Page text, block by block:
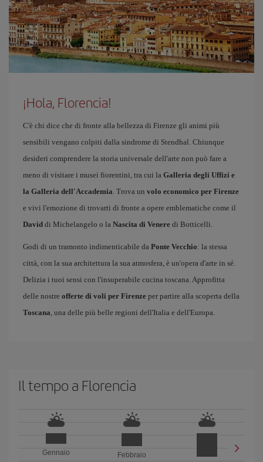
¡Hola, Florencia!
C'è chi dice che di fronte alla bellezza di Firenze gli animi più
sensibili vengano colpiti dalla sindrome di Stendhal. Chiunque
desideri comprendere la storia universale dell'arte non può fare a
meno di visitare i musei fiorentini, tra cui la Galleria degli Uffizi e
la Galleria dell'Accademia. Trova un volo economico per Firenze
e vivi l'emozione di trovarti di fronte a opere emblematiche come il
David di Michelangelo o la Nascita di Venere di Botticelli.
Godi di un tramonto indimenticabile da Ponte Vecchio: la stessa
città, con la sua architettura la sua atmosfera, è un'opera d'arte in sé.
Delizia i tuoi sensi con l'insuperabile cucina toscana. Approfitta
delle nostre offerte di voli per Firenze per partire alla scoperta della
Toscana, una delle più belle regioni dell'Italia e dell'Europa.
Il tempo a Florencia
Gennaio
Febbraio